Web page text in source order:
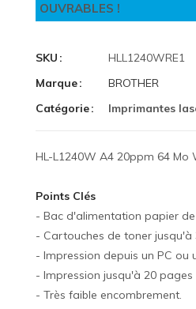
OUVRABLES !
SKU
HLL1240WRE1
Marque
BROTHER
Catégorie
Imprimantes
HL-L1240W A4 20ppm 64 Mo
Points Clés
- Bac d'alimentation papier de
- Cartouches de toner jusqu'à
- Impression depuis un PC ou
- Impression jusqu'à 20
- Très faible encombrement.